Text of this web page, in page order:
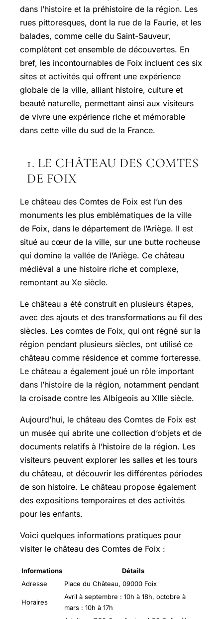
dans l’histoire et la préhistoire de la région. Les
rues pittoresques, dont la rue de la Faurie, et les
balades, comme celle du Saint-Sauveur,
complètent cet ensemble de découvertes. En
bref, les incontournables de Foix incluent ces six
sites et activités qui offrent une expérience
globale de la ville, alliant histoire, culture et
beauté naturelle, permettant ainsi aux visiteurs
de vivre une expérience riche et mémorable
dans cette ville du sud de la France.
1. LE CHÂTEAU DES COMTES
DE FOIX
Le château des Comtes de Foix est l’un des
monuments les plus emblématiques de la ville
de Foix, dans le département de l’Ariège. Il est
situé au cœur de la ville, sur une butte rocheuse
qui domine la vallée de l’Ariège. Ce château
médiéval a une histoire riche et complexe,
remontant au Xe siècle.
Le château a été construit en plusieurs étapes,
avec des ajouts et des transformations au fil des
siècles. Les comtes de Foix, qui ont régné sur la
région pendant plusieurs siècles, ont utilisé ce
château comme résidence et comme forteresse.
Le château a également joué un rôle important
dans l’histoire de la région, notamment pendant
la croisade contre les Albigeois au XIIIe siècle.
Aujourd’hui, le château des Comtes de Foix est
un musée qui abrite une collection d’objets et de
documents relatifs à l’histoire de la région. Les
visiteurs peuvent explorer les salles et les tours
du château, et découvrir les différentes périodes
de son histoire. Le château propose également
des expositions temporaires et des activités
pour les enfants.
Voici quelques informations pratiques pour
visiter le château des Comtes de Foix :
Informations
Détails
Adresse
Place du Château, 09000 Foix
Horaires
Avril à septembre : 10h à 18h, octobre à
mars : 10h à 17h